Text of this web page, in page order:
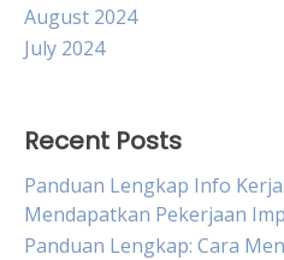
August 2024
July 2024
Recent Posts
Panduan Lengkap Info
Mendapatkan Pekerjaan
Panduan Lengkap: Cara